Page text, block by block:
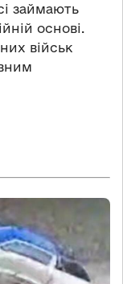
займають
основі.
військ